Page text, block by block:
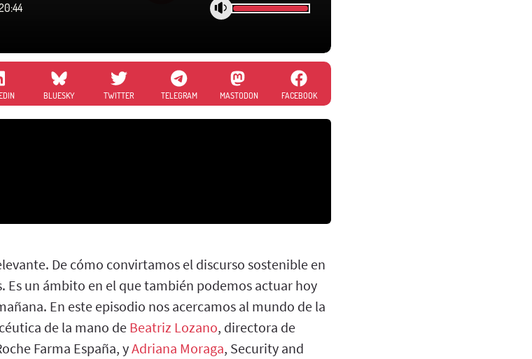
BLUESKY TWITTER TELEGRAM MASTODON FACEBOOK
De cómo convirtamos el discurso sostenible en
un ámbito en el que también podemos actuar hoy
En este episodio nos acercamos al mundo de la
de la mano de Beatriz Lozano, directora de
Farma España, yAdriana Moraga, Security and